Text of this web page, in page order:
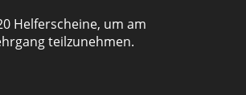
Helferscheine, um am
teilzunehmen.